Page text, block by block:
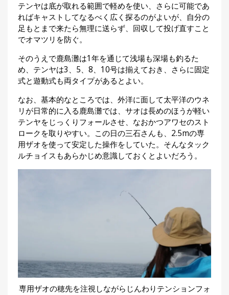
テンヤは底が取れる範囲で軽めを使い、さらに可能であ
ればキャストしてなるべく広く探るのがよいが、自分の
足もとまで来たら無理に送らず、回収して投げ直すこと
でオマツリを防ぐ。
そのうえで鹿島灘は1年を通じて浅場も深場も釣るた
め、テンヤは3、5、8、10号は揃えておき、さらに固定
式と遊動式も両タイプがあるとよい。
なお、基本的なところでは、外洋に面して太平洋のウネ
リが日常的に入る鹿島灘では、サオは長めのほうが軽い
テンヤをじっくりフォールさせ、なおかつアワセのスト
ロークを取りやすい。この日の三石さんも、2.5mの専
用ザオを使って安定した操作をしていた。そんなタック
ルチョイスもあらかじめ意識しておくとよいだろう。
専用ザオの穂先を注視しながらじんわりテンションフォ